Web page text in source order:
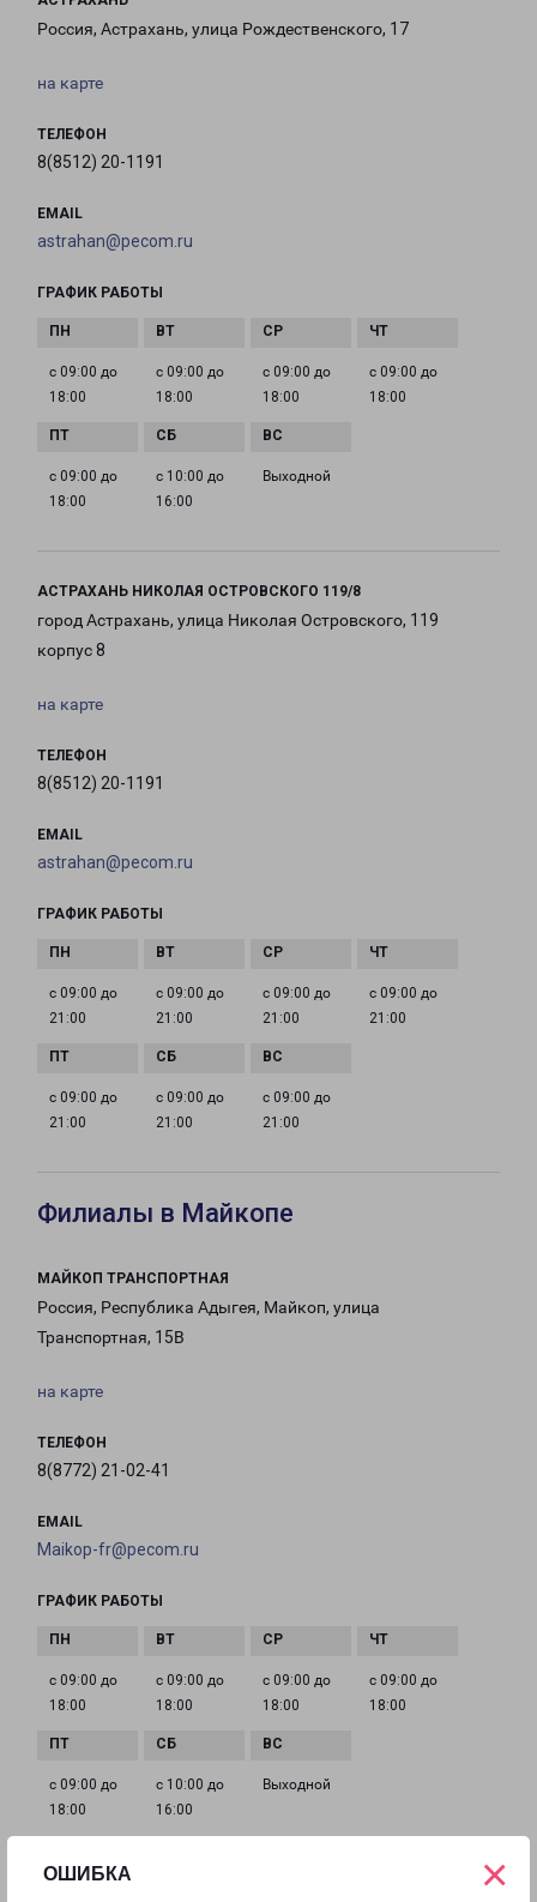
ОШИБКА ×
Россия, Астрахань, улица Рождественского, 17
на карте
ТЕЛЕФОН
8(8512) 20-1191
EMAIL
astrahan@pecom.ru
ГРАФИК РАБОТЫ
с 09:00 до
18:00
с 09:00 до
18:00
с 09:00 до
18:00
с 09:00 до
18:00
с 09:00 до
18:00
с 10:00 до
16:00
Выходной
АСТРАХАНЬ НИКОЛАЯ ОСТРОВСКОГО 119/8
город Астрахань, улица Николая Островского, 119
корпус 8
на карте
ТЕЛЕФОН
8(8512) 20-1191
EMAIL
astrahan@pecom.ru
ГРАФИК РАБОТЫ
с 09:00 до
21:00
с 09:00 до
21:00
с 09:00 до
21:00
с 09:00 до
21:00
с 09:00 до
21:00
с 09:00 до
21:00
с 09:00 до
21:00
Филиалы в Майкопе
МАЙКОП ТРАНСПОРТНАЯ
Россия, Республика Адыгея, Майкоп, улица
Транспортная, 15В
на карте
ТЕЛЕФОН
8(8772) 21-02-41
EMAIL
Maikop-fr@pecom.ru
ГРАФИК РАБОТЫ
с 09:00 до
18:00
с 09:00 до
18:00
с 09:00 до
18:00
с 09:00 до
18:00
с 09:00 до
18:00
с 10:00 до
16:00
Выходной